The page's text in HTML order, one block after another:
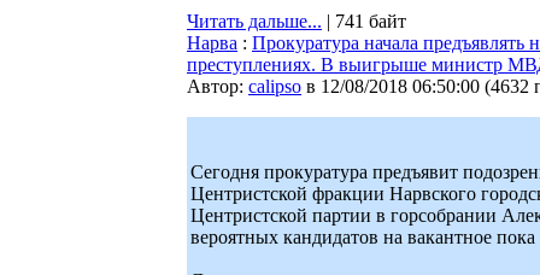
Читать дальше... | 741 байт
Нарва : Прокуратура начала
преступлениях. В выигрыше министр
Автор: calipso в 12/08/2018 06:50:00 (4632
Сегодня прокуратура предъявит
Центристской фракции Нарвского
Центристской партии в горсобрании
вероятных кандидатов на вакантное